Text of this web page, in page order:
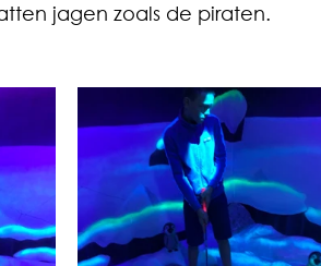
jagen zoals de piraten.